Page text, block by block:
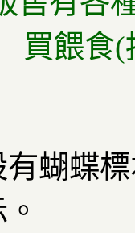
買餵食
蝴蝶